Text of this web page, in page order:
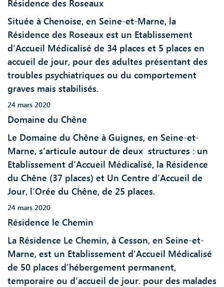
Résidence des Roseaux
Située à Chenoise, en Seine-et-Marne, la
Résidence des Roseaux est un Etablissement
d’Accueil Médicalisé de 34 places et 5 places en
accueil de jour, pour des adultes présentant des
troubles psychiatriques ou du comportement
graves mais stabilisés.
24 mars 2020
Domaine du Chêne
Le Domaine du Chêne à Guignes, en Seine-et-
Marne, s’articule autour de deux structures : un
Etablissement d’Accueil Médicalisé, la Résidence
du Chêne (37 places) et Un Centre d’Accueil de
Jour, l’Orée du Chêne, de 25 places.
24 mars 2020
Résidence le Chemin
La Résidence Le Chemin, à Cesson, en Seine-et-
Marne, est un Etablissement d’Accueil Médicalisé
de 50 places d’hébergement permanent,
temporaire ou d’accueil de jour. pour des malades